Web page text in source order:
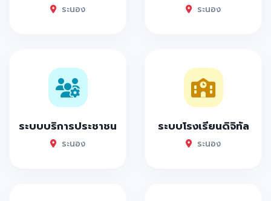
ระนอง ระนอง
ระบบบริการประชาชน
ระนอง
ระบบโรงเรียนดิจิทัล
ระนอง